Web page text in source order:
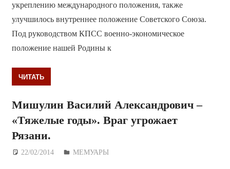
укреплению международного положения, также
улучшилось внутреннее положение Советского Союза.
Под руководством КПСС военно-экономическое
положение нашей Родины к
ЧИТАТЬ
Мишулин Василий Александрович –
«Тяжелые годы». Враг угрожает
Рязани.
22/02/2014 Дежурный по Редакции
МЕМУАРЫ